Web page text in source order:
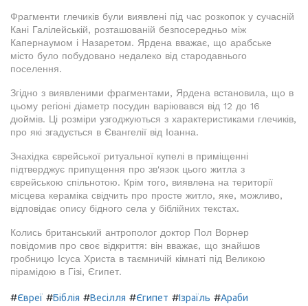
Фрагменти глечиків були виявлені під час розкопок у сучасній
Кані Галілейській, розташованій безпосередньо між
Капернаумом і Назаретом. Ярдена вважає, що арабське
місто було побудовано недалеко від стародавнього
поселення.
Згідно з виявленими фрагментами, Ярдена встановила, що в
цьому регіоні діаметр посудин варіювався від 12 до 16
дюймів. Ці розміри узгоджуються з характеристиками глечиків,
про які згадується в Євангелії від Іоанна.
Знахідка єврейської ритуальної купелі в приміщенні
підтверджує припущення про зв'язок цього житла з
єврейською спільнотою. Крім того, виявлена на території
місцева кераміка свідчить про просте житло, яке, можливо,
відповідає опису бідного села у біблійних текстах.
Колись британський антрополог доктор Пол Ворнер
повідомив про своє відкриття: він вважає, що знайшов
гробницю Ісуса Христа в таємничій кімнаті під Великою
пірамідою в Гізі, Єгипет.
#Євреї #Біблія #Весілля #Єгипет #Ізраїль #Араби